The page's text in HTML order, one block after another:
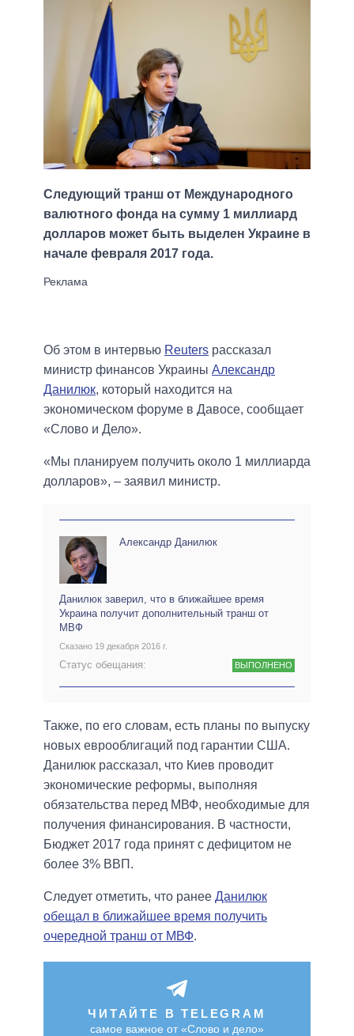
Следующий транш от Международного
валютного фонда на сумму 1 миллиард
долларов может быть выделен Украине в
начале февраля 2017 года.
Об этом в интервью Reuters рассказал
министр финансов Украины Александр
Данилюк, который находится на
экономическом форуме в Давосе, сообщает
«Слово и Дело».
«Мы планируем получить около 1 миллиарда
долларов», – заявил министр.
Александр Данилюк
Данилюк заверил, что в ближайшее время
Украина получит дополнительный транш от
МВФ
Сказано 19 декабря 2016 г.
Статус обещания: ВЫПОЛНЕНО
Также, по его словам, есть планы по выпуску
новых еврооблигаций под гарантии США.
Данилюк рассказал, что Киев проводит
экономические реформы, выполняя
обязательства перед МВФ, необходимые для
получения финансирования. В частности,
Бюджет 2017 года принят с дефицитом не
более 3% ВВП.
Следует отметить, что ранее Данилюк
обещал в ближайшее время получить
очередной транш от МВФ.
ЧИТАЙТЕ В TELEGRAM
самое важное от «Слово и дело»